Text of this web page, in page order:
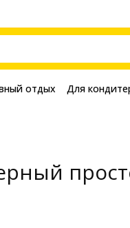
отдых Для